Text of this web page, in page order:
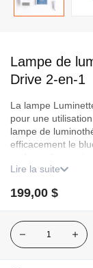
début
de
Galerie
d’images
Lampe de
Drive 2-en-1
La lampe
pour une
lampe de
efficacement le
ergonomique à
selon vos
bien-être
humeur en
Lire la suite
199,00 $